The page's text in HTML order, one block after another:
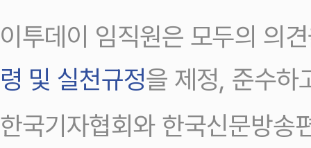
이투데이 임직원은 모두의 의
령 및 실천규정을 제정, 준수하
한국기자협회와 한국신문방송